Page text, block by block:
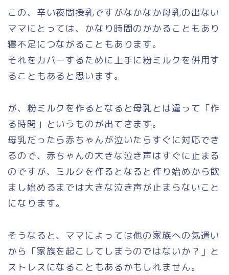
この、辛い夜間授乳ですがなかなか母乳の出ない
ママにとっては、かなり時間のかかることもあり
寝不足につながることもあります。
それをカバーするために上手に粉ミルクを併用す
ることもあると思います。
が、粉ミルクを作るとなると母乳とは違って「作
る時間」というものが出てきます。
母乳だったら赤ちゃんが泣いたらすぐに対応でき
るので、赤ちゃんの大きな泣き声はすぐに止まる
のですが、ミルクを作るとなると作り始めから飲
まし始めるまでは大きな泣き声が止まらないこと
になります。
そうなると、ママによっては他の家族への気遣い
から「家族を起こしてしまうのではないか？」と
ストレスになることもあるかもしれません。